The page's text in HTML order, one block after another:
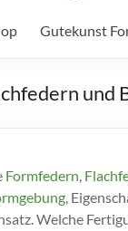
Gutekunst
und
Formfedern,
,
Welche